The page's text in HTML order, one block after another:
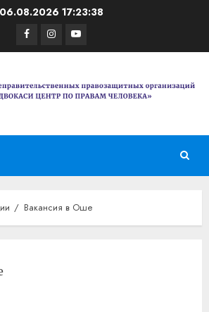
06.08.2026 17:23:38
Facebook
Instagram
Youtube
Вакансия в Оше